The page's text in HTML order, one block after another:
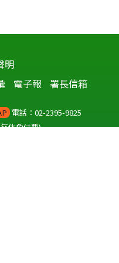
明
電子報 署長信箱
電話：02-2395-9825
休免付費)